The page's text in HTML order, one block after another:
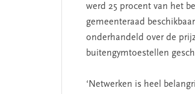
werd 25 procent van het
gemeenteraad
onderhandeld over de
buitengymtoestellen
‘Netwerken is heel